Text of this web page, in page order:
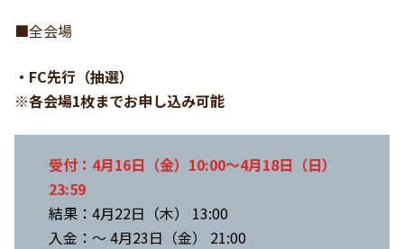
■全会場
・FC先行（抽選）
※各会場1枚までお申し込み可能
受付：4月16日（金）10:00～4月18日（日）
23:59
結果：4月22日（木） 13:00
入金：～ 4月23日（金） 21:00